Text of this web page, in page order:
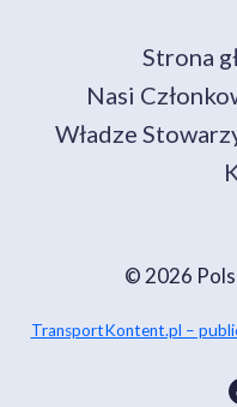
Strona
Nasi
Władze
© 2026
TransportKontent.pl –